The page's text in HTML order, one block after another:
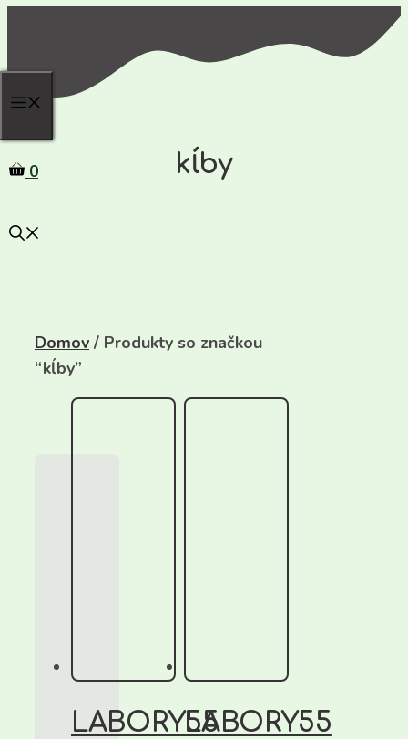
obsah
0 kĺby
Domov / Produkty so značkou
“kĺby”
LABORY55LABORY55